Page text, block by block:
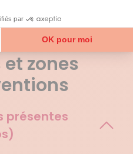
zones
présentes